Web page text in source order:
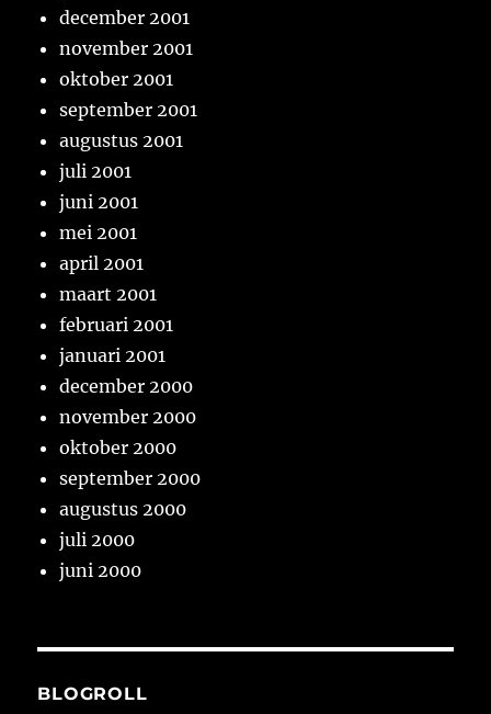
december 2001
november 2001
oktober 2001
september 2001
augustus 2001
juli 2001
juni 2001
mei 2001
april 2001
maart 2001
februari 2001
januari 2001
december 2000
november 2000
oktober 2000
september 2000
augustus 2000
juli 2000
juni 2000
BLOGROLL